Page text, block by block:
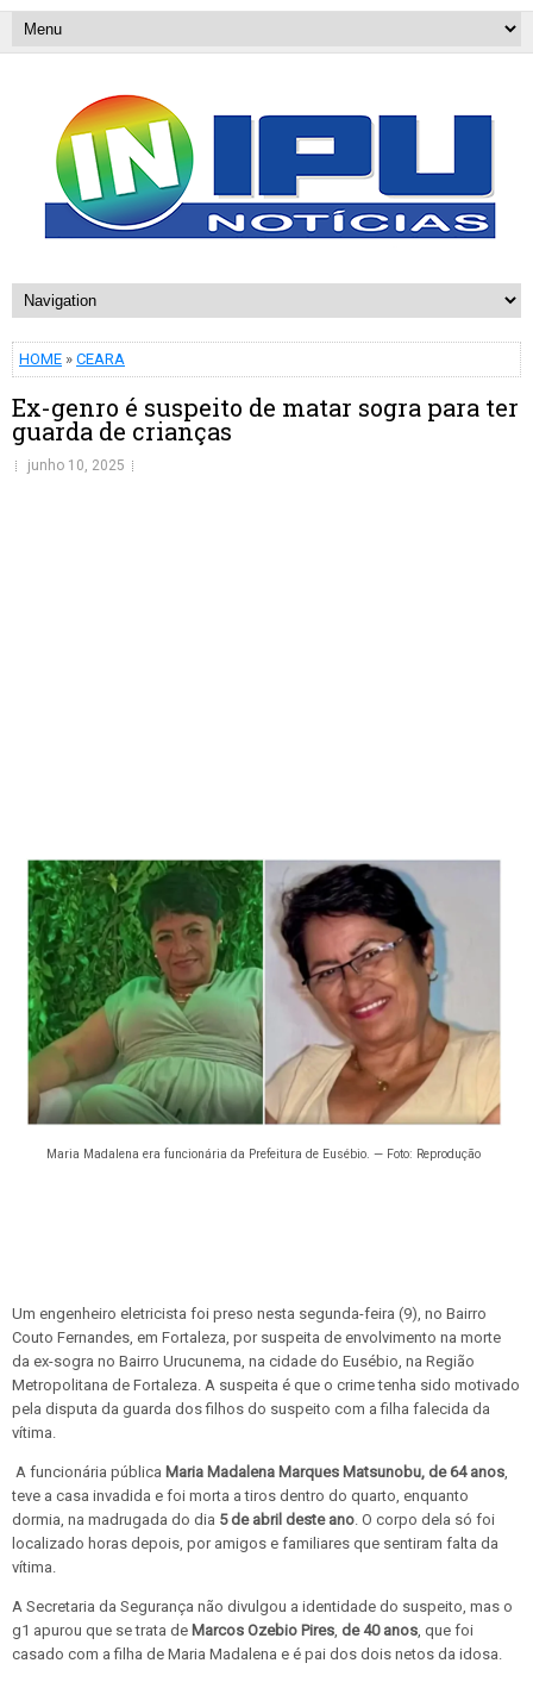
HOME » CEARA
Ex-genro é suspeito de matar sogra para ter
guarda de crianças
junho 10, 2025
Maria Madalena era funcionária da Prefeitura de Eusébio. — Foto: Reprodução
Um engenheiro eletricista foi preso nesta segunda-feira (9), no Bairro
Couto Fernandes, em Fortaleza, por suspeita de envolvimento na morte
da ex-sogra no Bairro Urucunema, na cidade do Eusébio, na Região
Metropolitana de Fortaleza. A suspeita é que o crime tenha sido motivado
pela disputa da guarda dos filhos do suspeito com a filha falecida da
vítima.
A funcionária pública Maria Madalena Marques Matsunobu, de 64 anos
teve a casa invadida e foi morta a tiros dentro do quarto, enquanto
dormia, na madrugada do dia 5 de abril deste ano . O corpo dela só foi
localizado horas depois, por amigos e familiares que sentiram falta da
vítima.
A Secretaria da Segurança não divulgou a identidade do suspeito, mas o
g1 apurou que se trata de Marcos Ozebio Pires de 40 anos , que foi
casado com a filha de Maria Madalena e é pai dos dois netos da idosa.